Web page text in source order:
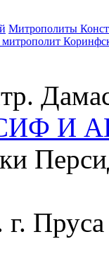
Митрополиты
митрополит
И
г.